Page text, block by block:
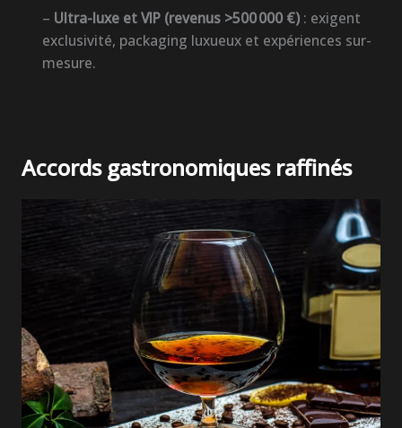
– Ultra-luxe et VIP (revenus >500 000 €) : exigent
exclusivité, packaging luxueux et expériences sur-
mesure.
Accords gastronomiques raffinés